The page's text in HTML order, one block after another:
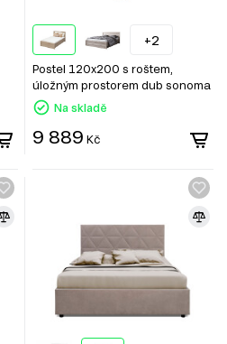
+2
Postel 120x200 s roštem,
úložným prostorem dub sonoma
Jazz Na skladě
9 889 Kč